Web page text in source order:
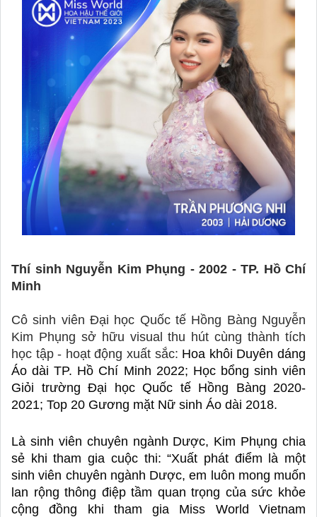
Thí sinh Nguyễn Kim Phụng - 2002 - TP. Hồ Chí
Minh
Cô sinh viên Đại học Quốc tế Hồng Bàng Nguyễn
Kim Phụng sở hữu visual thu hút cùng thành tích
học tập - hoạt động xuất sắc: Hoa khôi Duyên dáng
Áo dài TP. Hồ Chí Minh 2022; Học bổng sinh viên
Giỏi trường Đại học Quốc tế Hồng Bàng 2020-
2021; Top 20 Gương mặt Nữ sinh Áo dài 2018.
Là sinh viên chuyên ngành Dược, Kim Phụng chia
sẻ khi tham gia cuộc thi: “Xuất phát điểm là một
sinh viên chuyên ngành Dược, em luôn mong muốn
lan rộng thông điệp tầm quan trọng của sức khỏe
cộng đồng khi tham gia Miss World Vietnam